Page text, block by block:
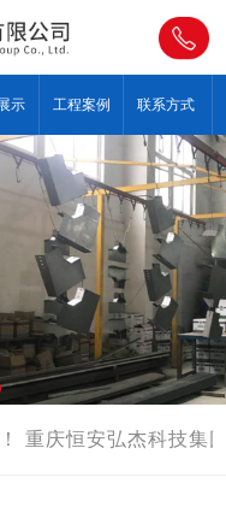
示 工程案例 联系方式
重庆恒安弘杰科技集